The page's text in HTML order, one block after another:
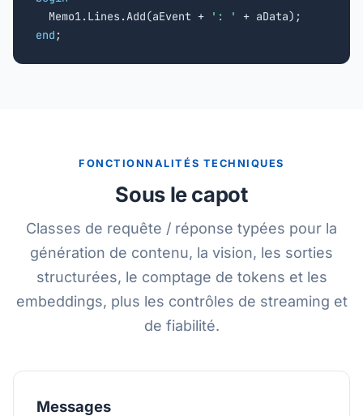
Memo1.Lines.Add(aEvent +
': '
end ;
FONCTIONNALITÉS TECHNIQUES
Sous le capot
Classes de requête / réponse typées pour la
génération de contenu, la vision, les sorties
structurées, le comptage de tokens et les
embeddings, plus les contrôles de streaming et
de fiabilité.
Messages